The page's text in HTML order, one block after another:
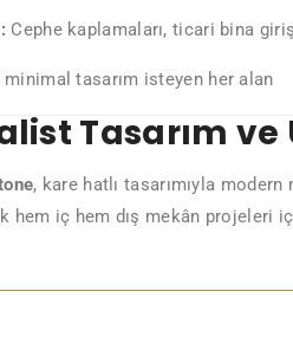
Cephe kaplamaları, ticari bina
minimal tasarım isteyen her alan
Tasarım
, kare hatlı tasarımıyla
hem iç hem dış mekân projeleri